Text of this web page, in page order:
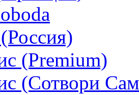
(Premium)
(Сотвори